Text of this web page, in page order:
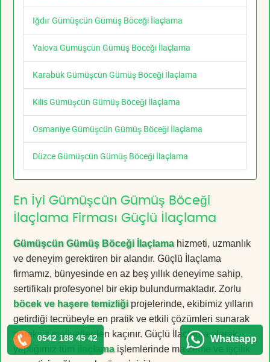
Iğdır Gümüşcün Gümüş Böceği İlaçlama
Yalova Gümüşcün Gümüş Böceği İlaçlama
Karabük Gümüşcün Gümüş Böceği İlaçlama
Kilis Gümüşcün Gümüş Böceği İlaçlama
Osmaniye Gümüşcün Gümüş Böceği İlaçlama
Düzce Gümüşcün Gümüş Böceği İlaçlama
En İyi Gümüşcün Gümüş Böceği
İlaçlama Firması Güçlü İlaçlama
Gümüşcün Gümüş Böceği İlaçlamahizmeti, uzmanlık
ve deneyim gerektiren bir alandır. Güçlü İlaçlama
firmamız, bünyesinde en az beş yıllık deneyime sahip,
sertifikalı profesyonel bir ekip bulundurmaktadır. Zorlu
böcek ve haşere temizliği projelerinde, ekibimiz yılların
getirdiği tecrübeyle en pratik ve etkili çözümleri sunarak
gereksiz maliyetlerden kaçınır. Güçlü İlaçlama olarak,
yaptığımız tüm
ilaçlamaişlemlerinde malzeme ve işçilik
0542 188 45 42 Whatsapp